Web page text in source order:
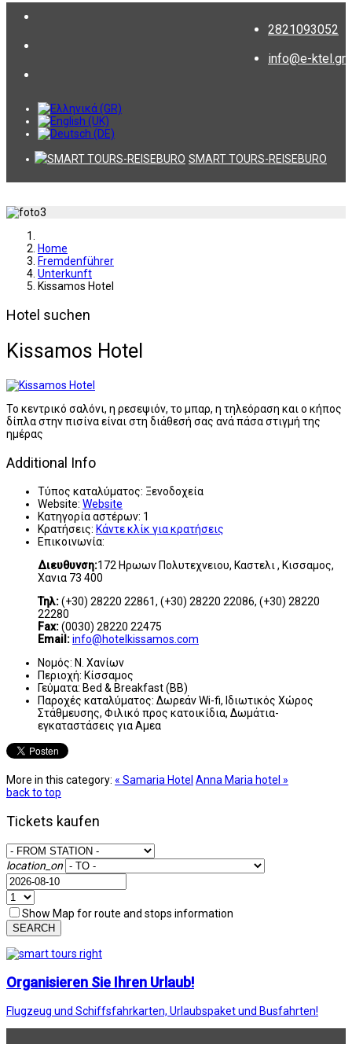
2821093052
info@e-ktel.gr
SMART TOURS-REISEBURO
Home
Fremdenführer
Unterkunft
Kissamos Hotel
Hotel suchen
Kissamos Hotel
Το κεντρικό σαλόνι, η ρεσεψιόν, το μπαρ, η τηλεόραση και ο κήπος
δίπλα στην πισίνα είναι στη διάθεσή σας ανά πάσα στιγμή της
ημέρας
Additional Info
Τύπος καταλύματος: Ξενοδοχεία
Website: Website
Κατηγορία αστέρων: 1
Κρατήσεις: Κάντε κλίκ για κρατήσεις
Επικοινωνία:
Διευθυνση:172 Ηρωων Πολυτεχνειου, Καστελι , Κισσαμος,
Χανια 73 400
Τηλ:(+30) 28220 22861, (+30) 28220 22086, (+30) 28220
22280
Fax:(0030) 28220 22475
Email:info@hotelkissamos.com
Νομός: Ν. Χανίων
Περιοχή: Κίσσαμος
Γεύματα: Bed & Breakfast (BB)
Παροχές καταλύματος: Δωρεάν Wi-fi, Ιδιωτικός Χώρος
Στάθμευσης, Φιλικό προς κατοικίδια, Δωμάτια-
εγκαταστάσεις για Αμεα
More in this category: « Samaria Hotel Anna Maria hotel »
back to top
Tickets kaufen
location_on
Show Map for route and stops information
SEARCH
Organisieren Sie Ihren Urlaub!
Flugzeug und Schiffsfahrkarten, Urlaubspaket und Busfahrten!